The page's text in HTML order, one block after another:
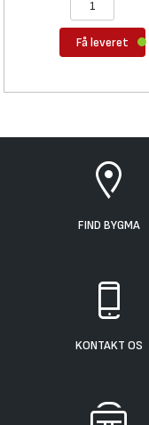
Få leveret
FIND BYGMA
KONTAKT OS